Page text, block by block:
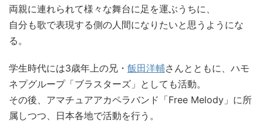
両親に連れられて様々な舞台に足を運ぶうちに、
自分も歌で表現する側の人間になりたいと思うようにな
る。
学生時代には3歳年上の兄・ 飯田洋輔さんとともに、ハモ
ネプグループ「ブラスターズ」としても活動。
その後、アマチュアアカペラバンド「Free Melody」に所
属しつつ、日本各地で活動を行う。